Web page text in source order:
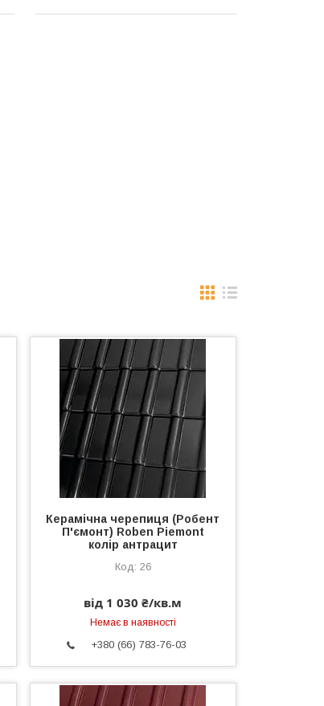
Керамічна черепиця (Робент
П'ємонт) Roben Piemont
колір антрацит
26
від 1 030 ₴/кв.м
Немає в наявності
+380 (66) 783-76-03